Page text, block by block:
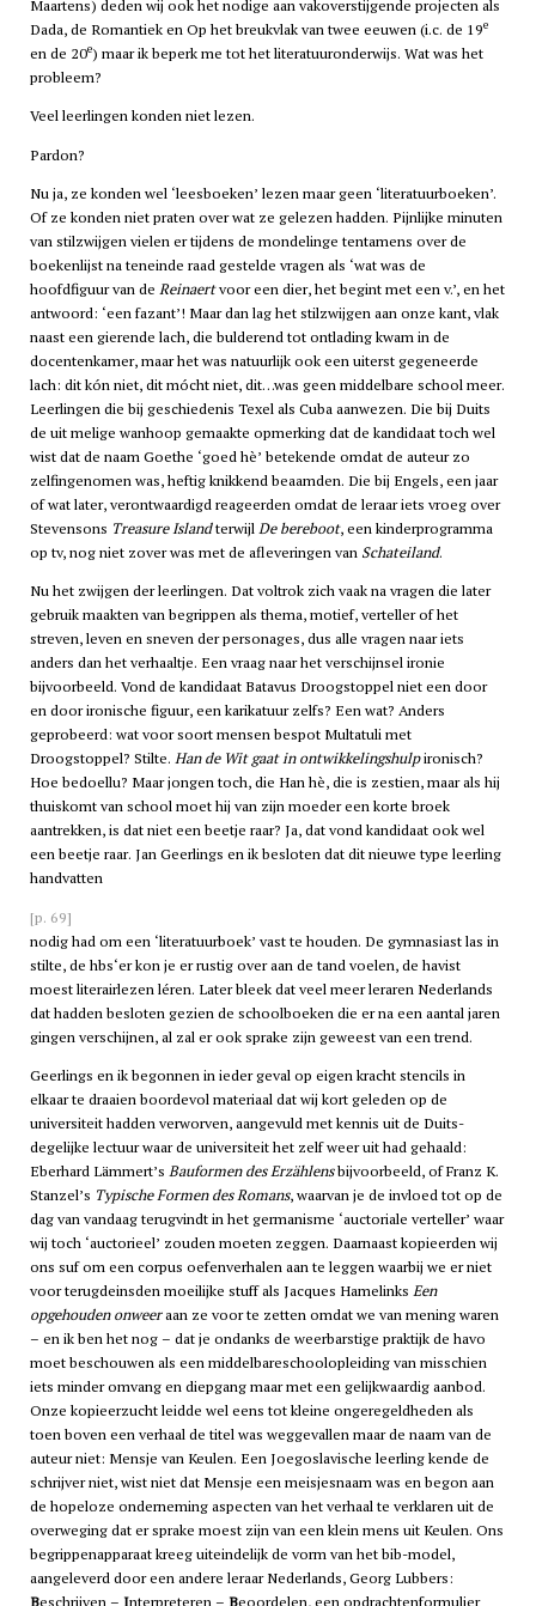
Maartens) deden wij ook het nodige aan vakoverstijgende projecten als
Dada, de Romantiek en Op het breukvlak van twee eeuwen (i.c. de 19e
en de 20e) maar ik beperk me tot het literatuuronderwijs. Wat was het
probleem?
Veel leerlingen konden niet lezen.
Pardon?
Nu ja, ze konden wel ‘leesboeken’ lezen maar geen ‘literatuurboeken’.
Of ze konden niet praten over wat ze gelezen hadden. Pijnlijke minuten
van stilzwijgen vielen er tijdens de mondelinge tentamens over de
boekenlijst na teneinde raad gestelde vragen als ‘wat was de
hoofdfiguur van de Reinaertvoor een dier, het begint met een v.’, en het
antwoord: ‘een fazant’! Maar dan lag het stilzwijgen aan onze kant, vlak
naast een gierende lach, die bulderend tot ontlading kwam in de
docentenkamer, maar het was natuurlijk ook een uiterst gegeneerde
lach: dit kón niet, dit mócht niet, dit…was geen middelbare school meer.
Leerlingen die bij geschiedenis Texel als Cuba aanwezen. Die bij Duits
de uit melige wanhoop gemaakte opmerking dat de kandidaat toch wel
wist dat de naam Goethe ‘goed hè’ betekende omdat de auteur zo
zelfingenomen was, heftig knikkend beaamden. Die bij Engels, een jaar
of wat later, verontwaardigd reageerden omdat de leraar iets vroeg over
Stevensons Treasure IslandterwijlDe bereboot, een kinderprogramma
op tv, nog niet zover was met de afleveringen van Schateiland.
Nu het zwijgen der leerlingen. Dat voltrok zich vaak na vragen die later
gebruik maakten van begrippen als thema, motief, verteller of het
streven, leven en sneven der personages, dus alle vragen naar iets
anders dan het verhaaltje. Een vraag naar het verschijnsel ironie
bijvoorbeeld. Vond de kandidaat Batavus Droogstoppel niet een door
en door ironische figuur, een karikatuur zelfs? Een wat? Anders
geprobeerd: wat voor soort mensen bespot Multatuli met
Droogstoppel? Stilte. Han de Wit gaat in ontwikkelingshulpironisch?
Hoe bedoellu? Maar jongen toch, die Han hè, die is zestien, maar als hij
thuiskomt van school moet hij van zijn moeder een korte broek
aantrekken, is dat niet een beetje raar? Ja, dat vond kandidaat ook wel
een beetje raar. Jan Geerlings en ik besloten dat dit nieuwe type leerling
handvatten
[p. 69]
nodig had om een ‘literatuurboek’ vast te houden. De gymnasiast las in
stilte, de hbs‘er kon je er rustig over aan de tand voelen, de havist
moest literairlezen léren. Later bleek dat veel meer leraren Nederlands
dat hadden besloten gezien de schoolboeken die er na een aantal jaren
gingen verschijnen, al zal er ook sprake zijn geweest van een trend.
Geerlings en ik begonnen in ieder geval op eigen kracht stencils in
elkaar te draaien boordevol materiaal dat wij kort geleden op de
universiteit hadden verworven, aangevuld met kennis uit de Duits-
degelijke lectuur waar de universiteit het zelf weer uit had gehaald:
Eberhard Lämmert’s Bauformen des Erzählensbijvoorbeeld, of Franz K.
Stanzel’s Typische Formen des Romans, waarvan je de invloed tot op de
dag van vandaag terugvindt in het germanisme ‘auctoriale verteller’ waar
wij toch ‘auctorieel’ zouden moeten zeggen. Daarnaast kopieerden wij
ons suf om een corpus oefenverhalen aan te leggen waarbij we er niet
voor terugdeinsden moeilijke stuff als Jacques Hamelinks Een
opgehouden onweeraan ze voor te zetten omdat we van mening waren
– en ik ben het nog – dat je ondanks de weerbarstige praktijk de havo
moet beschouwen als een middelbareschoolopleiding van misschien
iets minder omvang en diepgang maar met een gelijkwaardig aanbod.
Onze kopieerzucht leidde wel eens tot kleine ongeregeldheden als
toen boven een verhaal de titel was weggevallen maar de naam van de
auteur niet: Mensje van Keulen. Een Joegoslavische leerling kende de
schrijver niet, wist niet dat Mensje een meisjesnaam was en begon aan
de hopeloze onderneming aspecten van het verhaal te verklaren uit de
overweging dat er sprake moest zijn van een klein mens uit Keulen. Ons
begrippenapparaat kreeg uiteindelijk de vorm van hetbib-model,
aangeleverd door een andere leraar Nederlands, Georg Lubbers:
Beschrijven – Interpreteren – Beoordelen, een opdrachtenformulier